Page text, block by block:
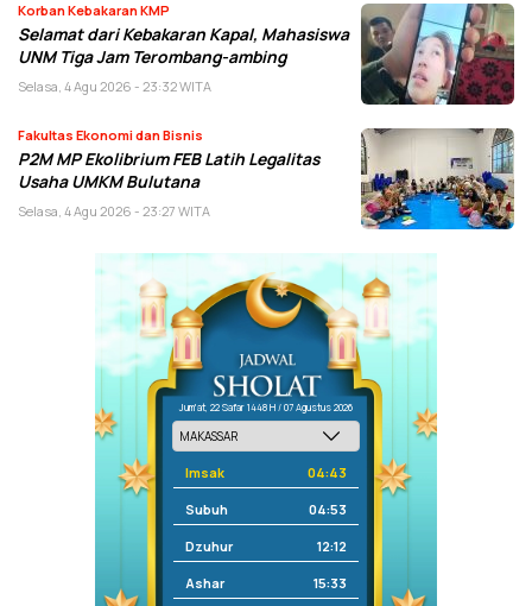
Korban Kebakaran KMP
Selamat dari Kebakaran Kapal, Mahasiswa
UNM Tiga Jam Terombang-ambing
Selasa, 4 Agu 2026 - 23:32 WITA
Fakultas Ekonomi dan Bisnis
P2M MP Ekolibrium FEB Latih Legalitas
Usaha UMKM Bulutana
Selasa, 4 Agu 2026 - 23:27 WITA
Jum'at, 22 Safar 1448 H / 07 Agustus 2026
Imsak 04:43
Subuh 04:53
Dzuhur 12:12
Ashar 15:33